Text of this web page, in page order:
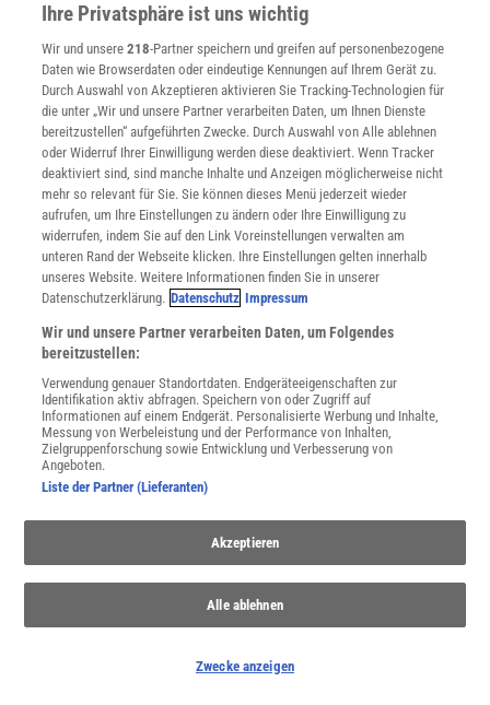
NACH OBEN
Für Sie im Spektrum-Shop und am Kiosk:
WEITERE NEUERSCHEINUNGEN SPEKTRUM SHOP
Spektrum.de-Newsletter abonnieren
Sie können unsere Newsletter jederzeit wieder abbestellen. Infos zu unserem Umgang
Ihre Privatsphäre ist uns wichtig
Wir und unsere218-Partner speichern und greifen auf personenbezogene
Daten wie Browserdaten oder eindeutige Kennungen auf Ihrem Gerät zu.
Durch Auswahl von Akzeptieren aktivieren Sie Tracking-Technologien für
die unter „Wir und unsere Partner verarbeiten Daten, um Ihnen Dienste
bereitzustellen“ aufgeführten Zwecke. Durch Auswahl von Alle ablehnen
oder Widerruf Ihrer Einwilligung werden diese deaktiviert. Wenn Tracker
deaktiviert sind, sind manche Inhalte und Anzeigen möglicherweise nicht
mehr so relevant für Sie. Sie können dieses Menü jederzeit wieder
aufrufen, um Ihre Einstellungen zu ändern oder Ihre Einwilligung zu
widerrufen, indem Sie auf den Link Voreinstellungen verwalten am
unteren Rand der Webseite klicken. Ihre Einstellungen gelten innerhalb
unseres Website. Weitere Informationen finden Sie in unserer
Datenschutzerklärung. Datenschutz Impressum
Wir und unsere Partner verarbeiten Daten, um Folgendes
bereitzustellen:
Verwendung genauer Standortdaten. Endgeräteeigenschaften zur
Identifikation aktiv abfragen. Speichern von oder Zugriff auf
Informationen auf einem Endgerät. Personalisierte Werbung und Inhalte,
Messung von Werbeleistung und der Performance von Inhalten,
Zielgruppenforschung sowie Entwicklung und Verbesserung von
Angeboten.
Liste der Partner (Lieferanten)
Akzeptieren
Alle ablehnen
Zwecke anzeigen